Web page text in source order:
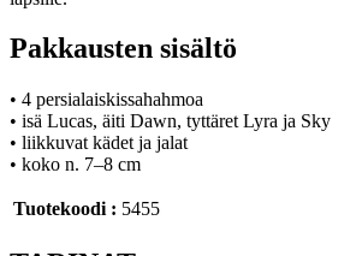
Pakkausten sisältö
• 4 persialaiskissahahmoa
• isä Lucas, äiti Dawn, tyttäret Lyra ja Sky
• liikkuvat kädet ja jalat
• koko n. 7–8 cm
Tuotekoodi : 5455